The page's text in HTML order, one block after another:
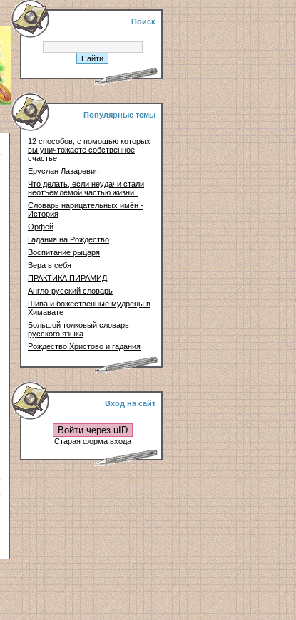
Поиск
Популярные темы
12 способов, с помощью которых
вы уничтожаете собственное
счастье
Еруслан Лазаревич
Что делать, если неудачи стали
неотъемлемой частью жизни..
Словарь нарицательных имён -
История
Орфей
Гадания на Рождество
Воспитание рыцаря
Вера в себя
ПРАКТИКА ПИРАМИД
Англо-русский словарь
Шива и божественные мудрецы в
Химавате
Большой толковый словарь
русского языка
Рождество Христово и гадания
Вход на сайт
Войти через uID
Старая форма входа